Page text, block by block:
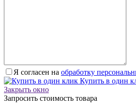
Я согласен на обработку
Купить в один
Закрыть окно
Запросить стоимость товара